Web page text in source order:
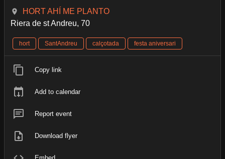
HORT AHÍ ME PLANTO
Riera de st Andreu, 70
hort SantAndreu calçotada festa aniversari
Copy link
Add to calendar
Report event
Download flyer